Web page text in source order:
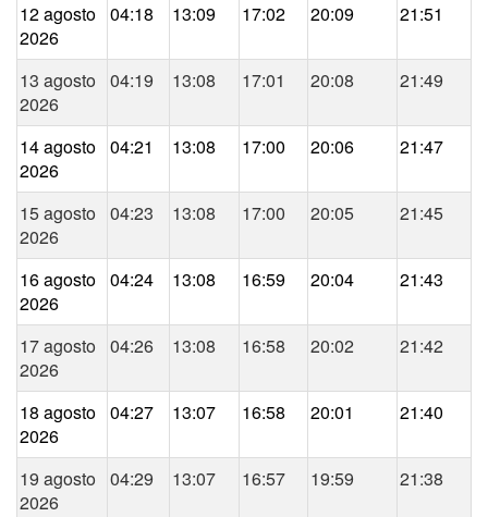
12 agosto
2026
04:18 13:09 17:02 20:09 21:51
13 agosto
2026
04:19 13:08 17:01 20:08 21:49
14 agosto
2026
04:21 13:08 17:00 20:06 21:47
15 agosto
2026
04:23 13:08 17:00 20:05 21:45
16 agosto
2026
04:24 13:08 16:59 20:04 21:43
17 agosto
2026
04:26 13:08 16:58 20:02 21:42
18 agosto
2026
04:27 13:07 16:58 20:01 21:40
19 agosto
2026
04:29 13:07 16:57 19:59 21:38